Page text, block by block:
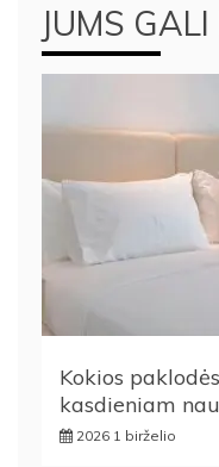
JUMS
Kokios
kasdieniam
2026 1 birželio